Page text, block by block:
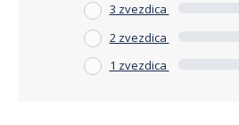
3 zvezdica
2 zvezdica
1 zvezdica